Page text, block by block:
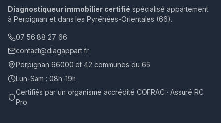
Diagnostiqueur immobilier certifié spécialisé appartement
à Perpignan et dans les Pyrénées-Orientales (66).
07 56 88 27 66
contact@diagappart.fr
Perpignan 66000 et 42 communes du 66
Lun-Sam : 08h-19h
Certifiés par un organisme accrédité COFRAC · Assuré RC
Pro